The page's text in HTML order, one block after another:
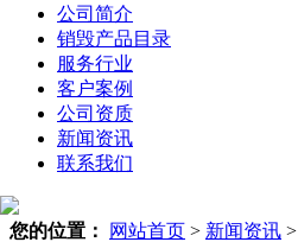
公司简介
销毁产品目录
服务行业
客户案例
公司资质
新闻资讯
联系我们
您的位置： 网站首页 > 新闻资讯 >